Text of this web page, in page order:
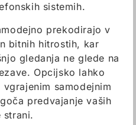
sistemih.
prekodirajo v
bitnih hitrostih, kar
gledanja ne glede na
Opcijsko lahko
samodejnim
predvajanje vaših
strani.